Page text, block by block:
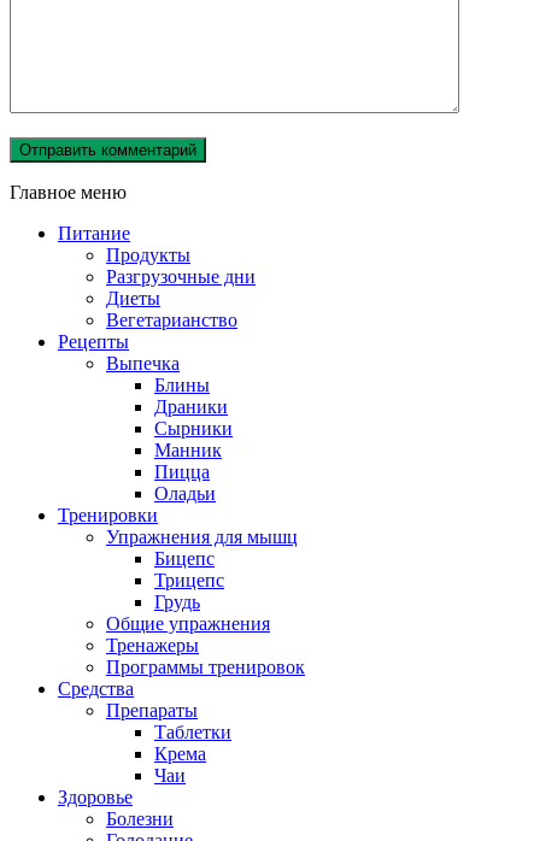
Главное меню
Питание
Продукты
Разгрузочные дни
Диеты
Вегетарианство
Рецепты
Выпечка
Блины
Драники
Сырники
Манник
Пицца
Оладьи
Тренировки
Упражнения для мышц
Бицепс
Трицепс
Грудь
Общие упражнения
Тренажеры
Программы тренировок
Средства
Препараты
Таблетки
Крема
Чаи
Здоровье
Болезни